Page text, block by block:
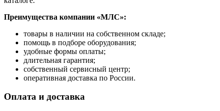
Преимущества компании «МЛС»:
товары в наличии на собственном складе;
помощь в подборе оборудования;
удобные формы оплаты;
длительная гарантия;
собственный сервисный центр;
оперативная доставка по России.
Оплата и доставка